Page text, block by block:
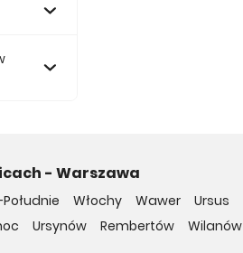
- Warszawa
Włochy Wawer Ursus
Ursynów Rembertów Wilanów